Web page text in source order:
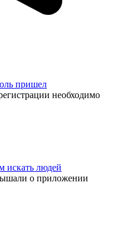
пришел
необходимо
искать людей
о приложении